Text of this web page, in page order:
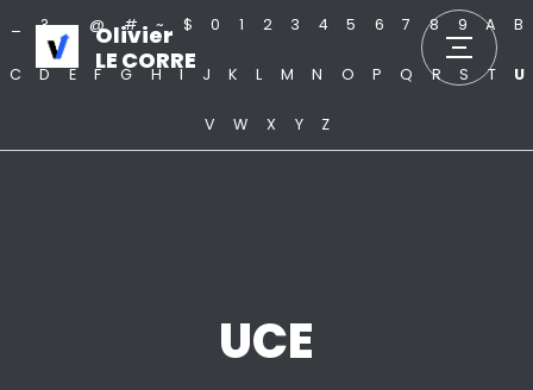
Olivier
LE CORRE
? . @ # ~ $ 0 1 2 3 4 5 6 7 8 9 A B
C D E F G H I J K L M N O P Q R S T U
V W X Y Z
UCE